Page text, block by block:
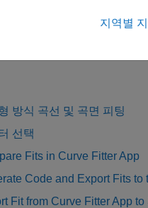
방식 곡선 및 곡면 피팅
선택
Fits in Curve Fitter App
Code and Export Fits to
Fit from Curve Fitter App
지역별